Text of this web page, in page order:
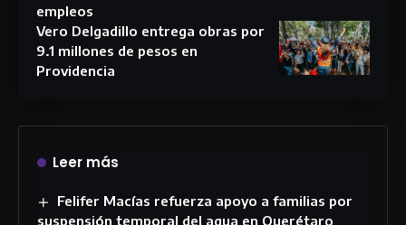
empleos
Vero Delgadillo entrega obras por
9.1 millones de pesos en
Providencia
Leer más
Felifer Macías refuerza apoyo a familias por
suspensión temporal del agua en Querétaro